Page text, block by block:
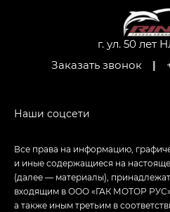
Джи Ти — GT, Джи Икс —
Джи Икс ПРЕМИУМ —
Empow — Эмпау
г. ул. 50 лет
Заказать звонок
|
Все права на информацию,
и иные содержащиеся на
(далее — материалы),
входящим в ООО «ГАК МОТОР
а также иным третьим в